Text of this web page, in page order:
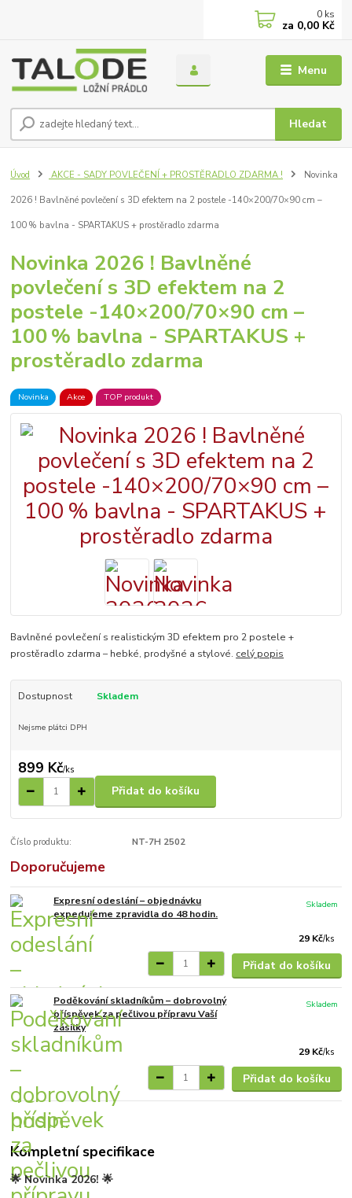
Menu
Hledat
0 ks
za 0,00 Kč
Úvod AKCE - SADY POVLEČENÍ + PROSTĚRADLO ZDARMA ! Novinka
2026 ! Bavlněné povlečení s 3D efektem na 2 postele -140×200/70×90 cm –
100 % bavlna - SPARTAKUS + prostěradlo zdarma
Novinka 2026 ! Bavlněné
povlečení s 3D efektem na 2
postele -140×200/70×90 cm –
100 % bavlna - SPARTAKUS +
prostěradlo zdarma
Novinka Akce TOP produkt
Bavlněné povlečení s realistickým 3D efektem pro 2 postele +
prostěradlo zdarma – hebké, prodyšné a stylové. celý popis
Dostupnost Skladem
Nejsme plátci DPH
899 Kč/ks
Přidat do košíku
Číslo produktu: NT-7H 2502
Doporučujeme
Expresní odeslání – objednávku
expedujeme zpravidla do 48 hodin.
29 Kč/ks
Skladem
Přidat do košíku
Poděkování skladníkům – dobrovolný
příspěvek za pečlivou přípravu Vaší
zásilky
29 Kč/ks
Skladem
Přidat do košíku
Kompletní specifikace
🌟 Novinka 2026! 🌟